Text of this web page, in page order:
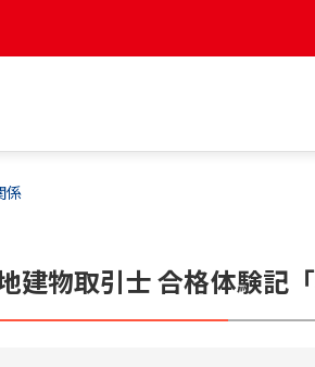
係
建物取引士合格体験記「